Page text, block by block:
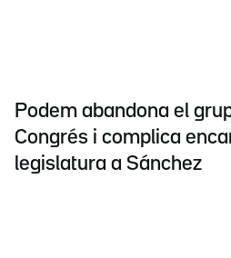
Podem abandona el
Congrés i complica
legislatura a Sánchez